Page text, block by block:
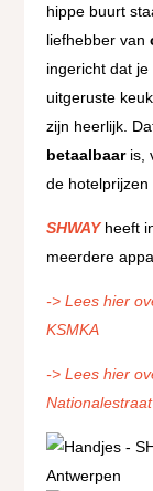
hippe buurt
liefhebber van
ingericht dat
uitgeruste
zijn heerlijk.
betaalbaaris,
de hotelprijzen
SHWAYheeft
meerdere
-> Lees hier
KSMKA
-> Lees hier
Nationalestraat